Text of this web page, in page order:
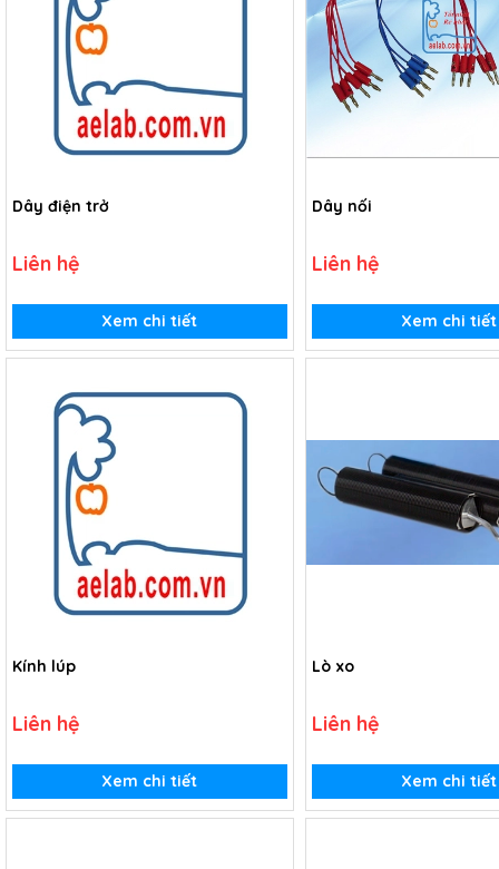
Dây điện trở
Liên hệ
Xem chi tiết
Dây nối
Liên hệ
Xem chi tiết
Kính lúp
Liên hệ
Xem chi tiết
Lò xo
Liên hệ
Xem chi tiết